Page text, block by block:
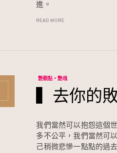
進。
READ MORE
艷觀點。艷魂
▍去你的
我們當然可以抱怨這個
多不公平，我們當然可
己稍微悲慘一點點的過